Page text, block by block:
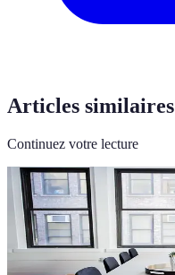
Articles similaires
Continuez votre lecture